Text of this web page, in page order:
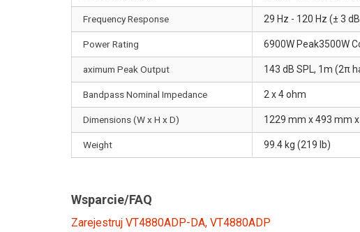
Frequency Response 29 Hz - 120 Hz (± 3
Power Rating 6900W Peak3500W
aximum Peak Output 143 dB SPL, 1m (2π
Bandpass Nominal Impedance 2 x 4 ohm
Dimensions (W x H x D) 1229 mm x 493 mm
Weight 99.4 kg (219 lb)
Wsparcie/FAQ
Zarejestruj VT4880ADP-DA, VT4880ADP